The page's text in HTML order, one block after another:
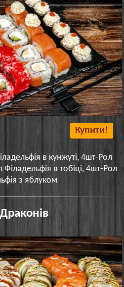
Купити!
в кунжуті, 4шт-Рол
в тобіці, 4шт-Рол
з яблуком